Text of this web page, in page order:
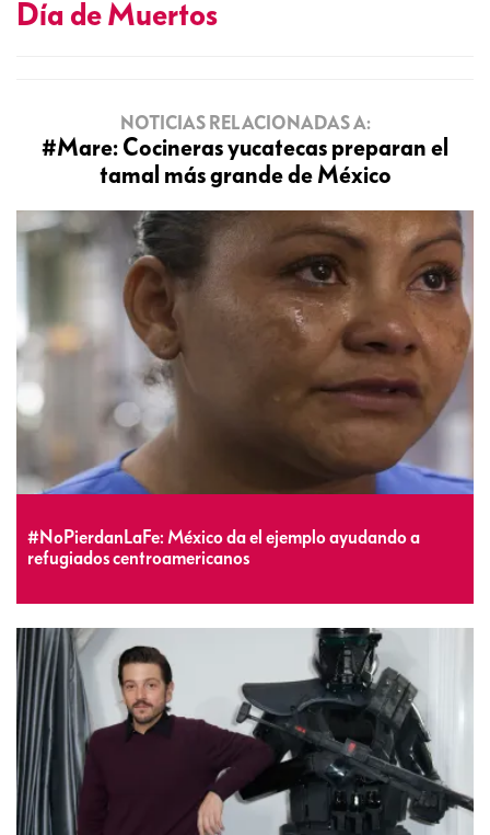
Día de Muertos
NOTICIAS RELACIONADAS A:
#Mare: Cocineras yucatecas preparan el
tamal más grande de México
#NoPierdanLaFe: México da el ejemplo ayudando a
refugiados centroamericanos